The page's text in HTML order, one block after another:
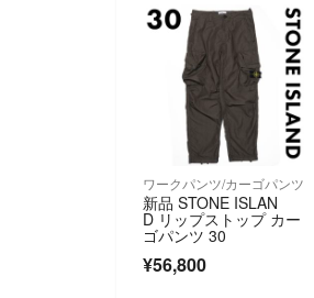
ワークパンツ/カーゴパンツ
新品 STONE ISLAN
D リップストップ カー
ゴパンツ 30
¥56,800